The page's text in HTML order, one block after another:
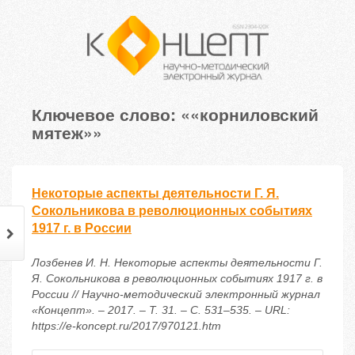
Ключевое слово: ««корниловский
мятеж»»
Некоторые аспекты деятельности Г. Я.
Сокольникова в революционных событиях
1917 г. в России
Лозбенев И. Н. Некоторые аспекты деятельности Г.
Я. Сокольникова в революционных событиях 1917 г. в
России // Научно-методический электронный журнал
«Концепт». – 2017. – Т. 31. – С. 531–535. – URL:
https://e-koncept.ru/2017/970121.htm